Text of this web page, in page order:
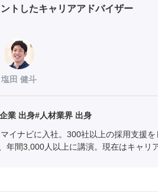
トしたキャリアアドバイザー
塩田 健斗
業 出身#人材業界 出身
イナビに入社。300社以上の採用支援
年間3,000人以上に講演。現在はキャリ